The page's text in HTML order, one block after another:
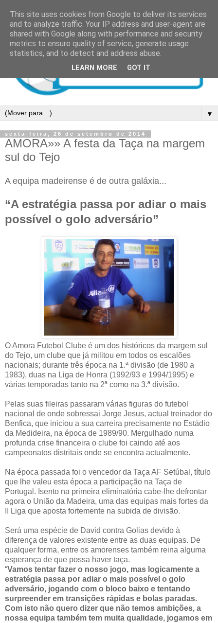
▼
sexta-feira, 26 de setembro de 2014
AMORA»» A festa da Taça na margem
sul do Tejo
A equipa madeirense é de outra galáxia...
“A estratégia passa por adiar o mais
possível o golo adversário”
O Amora Futebol Clube é um dos históricos da margem sul
do Tejo, um clube que já militou em todos os escalões
nacionais; durante três época na 1.ª divisão (de 1980 a
1983), duas na Liga de Honra (1992/93 e 1994/1995) e
várias temporadas tanto na 2ª como na 3.ª divisão.
Pelas suas fileiras passaram várias figuras do futebol
nacional de onde sobressai Jorge Jesus, actual treinador do
Benfica, que iniciou a sua carreira precisamente no Estádio
da Medideira, na época de 1989/90. Mergulhado numa
profunda crise financeira o clube foi caindo até aos
campeonatos distritais onde se encontra actualmente.
Na época passada foi o vencedor da Taça AF Setúbal, título
que lhe valeu esta época a participação na Taça de
Portugal. Isento na primeira eliminatória cabe-lhe defrontar
agora o União da Madeira, uma das equipas mais fortes da
II Liga que aposta fortemente na subida de divisão.
Será uma espécie de David contra Golias devido à
diferença de valores existente entre as duas equipas. De
qualquer forma, entre os amorenses também reina alguma
esperança de que possa haver taça.
“Vamos tentar fazer o nosso jogo, mas logicamente a
estratégia passa por adiar o mais possível o golo
adversário, jogando com o bloco baixo e tentando
surpreender em transições rápidas e bolas paradas.
Com isto não quero dizer que não temos ambições, a
nossa equipa também tem muita qualidade, jogamos em
This site uses cookies from Google to deliver its services
and to analyze traffic. Your IP address and user-agent are
shared with Google along with performance and security
metrics to ensure quality of service, generate usage
statistics, and to detect and address abuse.
LEARN MORE GOT IT